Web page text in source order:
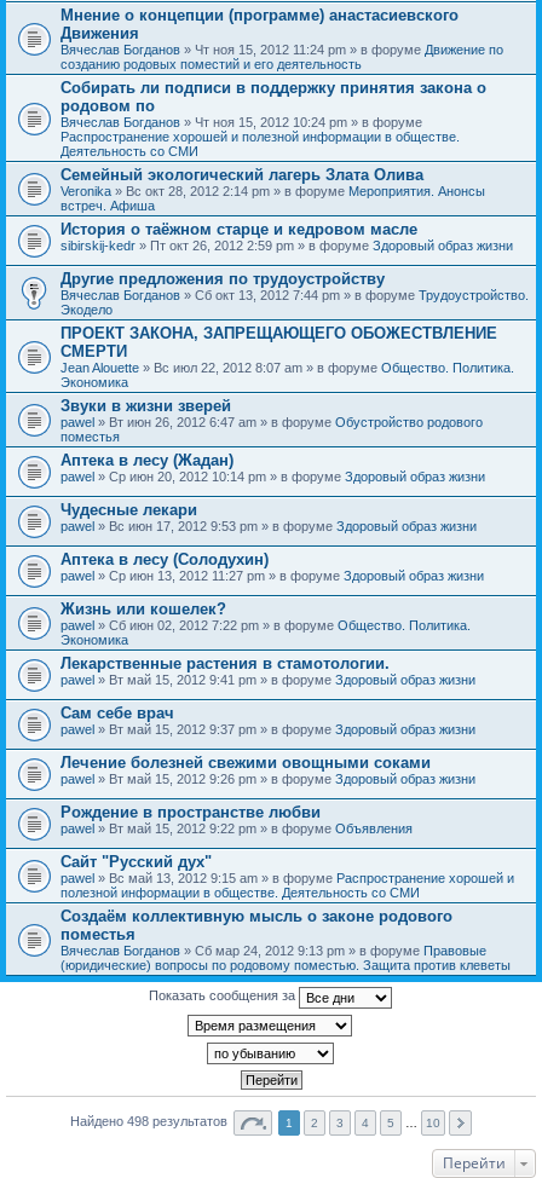
Мнение о концепции (программе) анастасиевского
Движения
Вячеслав Богданов » Чт ноя 15, 2012 11:24 pm » в форуме Движение по
созданию родовых поместий и его деятельность
Собирать ли подписи в поддержку принятия закона о
родовом по
Вячеслав Богданов » Чт ноя 15, 2012 10:24 pm » в форуме
Распространение хорошей и полезной информации в обществе.
Деятельность со СМИ
Семейный экологический лагерь Злата Олива
Veronika » Вс окт 28, 2012 2:14 pm » в форуме Мероприятия. Анонсы
встреч. Афиша
История о таёжном старце и кедровом масле
sibirskij-kedr » Пт окт 26, 2012 2:59 pm » в форуме Здоровый образ жизни
Другие предложения по трудоустройству
Вячеслав Богданов » Сб окт 13, 2012 7:44 pm » в форуме Трудоустройство.
Экодело
ПРОЕКТ ЗАКОНА, ЗАПРЕЩАЮЩЕГО ОБОЖЕСТВЛЕНИЕ
СМЕРТИ
Jean Alouette » Вс июл 22, 2012 8:07 am » в форуме Общество. Политика.
Экономика
Звуки в жизни зверей
pawel » Вт июн 26, 2012 6:47 am » в форуме Обустройство родового
поместья
Аптека в лесу (Жадан)
pawel » Ср июн 20, 2012 10:14 pm » в форуме Здоровый образ жизни
Чудесные лекари
pawel » Вс июн 17, 2012 9:53 pm » в форуме Здоровый образ жизни
Аптека в лесу (Солодухин)
pawel » Ср июн 13, 2012 11:27 pm » в форуме Здоровый образ жизни
Жизнь или кошелек?
pawel » Сб июн 02, 2012 7:22 pm » в форуме Общество. Политика.
Экономика
Лекарственные растения в стамотологии.
pawel » Вт май 15, 2012 9:41 pm » в форуме Здоровый образ жизни
Сам себе врач
pawel » Вт май 15, 2012 9:37 pm » в форуме Здоровый образ жизни
Лечение болезней свежими овощными соками
pawel » Вт май 15, 2012 9:26 pm » в форуме Здоровый образ жизни
Рождение в пространстве любви
pawel » Вт май 15, 2012 9:22 pm » в форуме Объявления
Сайт "Русский дух"
pawel » Вс май 13, 2012 9:15 am » в форуме Распространение хорошей и
полезной информации в обществе. Деятельность со СМИ
Создаём коллективную мысль о законе родового
поместья
Вячеслав Богданов » Сб мар 24, 2012 9:13 pm » в форуме Правовые
(юридические) вопросы по родовому поместью. Защита против клеветы
Показать сообщения за
Найдено 498 результатов 1 2 3 4 5 10
Перейти